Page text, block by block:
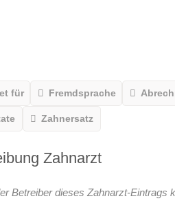
für Fremdsprache
Zahnersatz
Zahnarzt
Betreiber dieses Zahnarzt-Eintrags